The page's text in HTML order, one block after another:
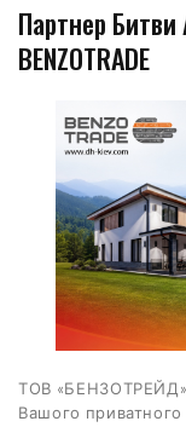
Партнер
BENZOTRADE
ТОВ «БЕНЗОТРЕЙД»
Вашого приватного